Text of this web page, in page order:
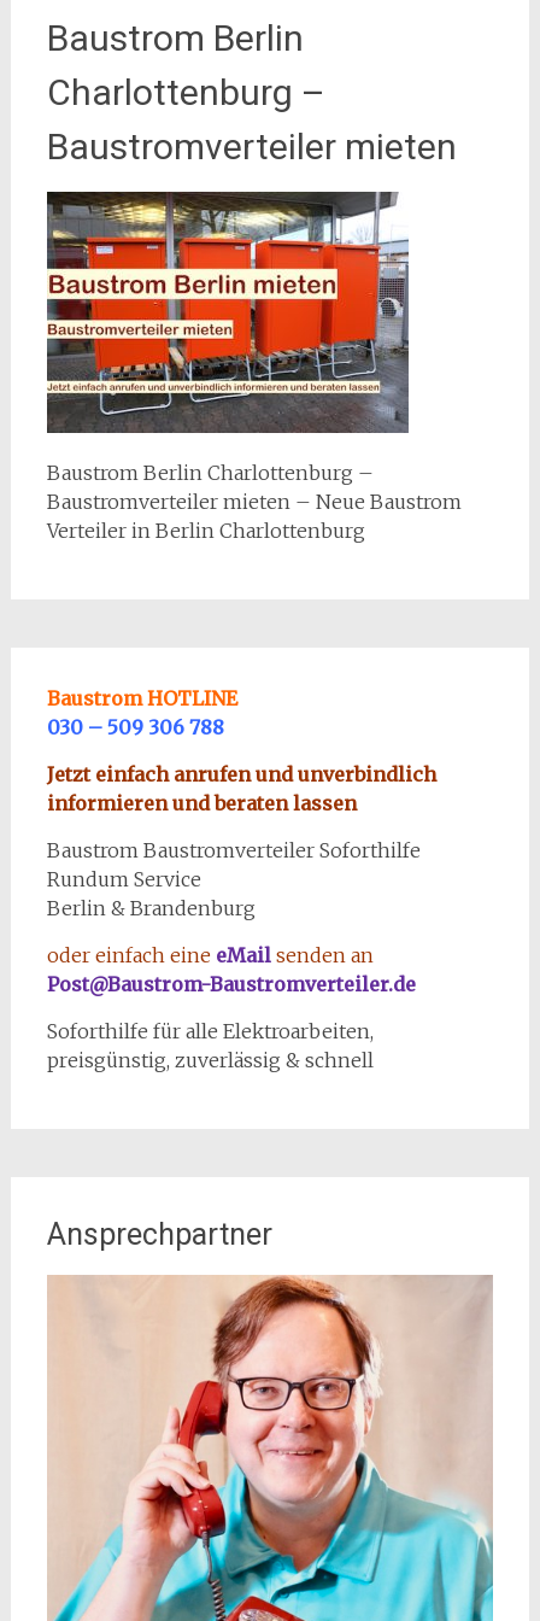
Baustrom Berlin
Charlottenburg –
Baustromverteiler mieten
Baustrom Berlin Charlottenburg –
Baustromverteiler mieten – Neue Baustrom
Verteiler in Berlin Charlottenburg
Baustrom HOTLINE
030 – 509 306 788
Jetzt einfach anrufen und unverbindlich
informieren und beraten lassen
Baustrom Baustromverteiler Soforthilfe
Rundum Service
Berlin & Brandenburg
oder einfach eine eMailsenden an
Post@Baustrom-Baustromverteiler.de
Soforthilfe für alle Elektroarbeiten,
preisgünstig, zuverlässig & schnell
Ansprechpartner